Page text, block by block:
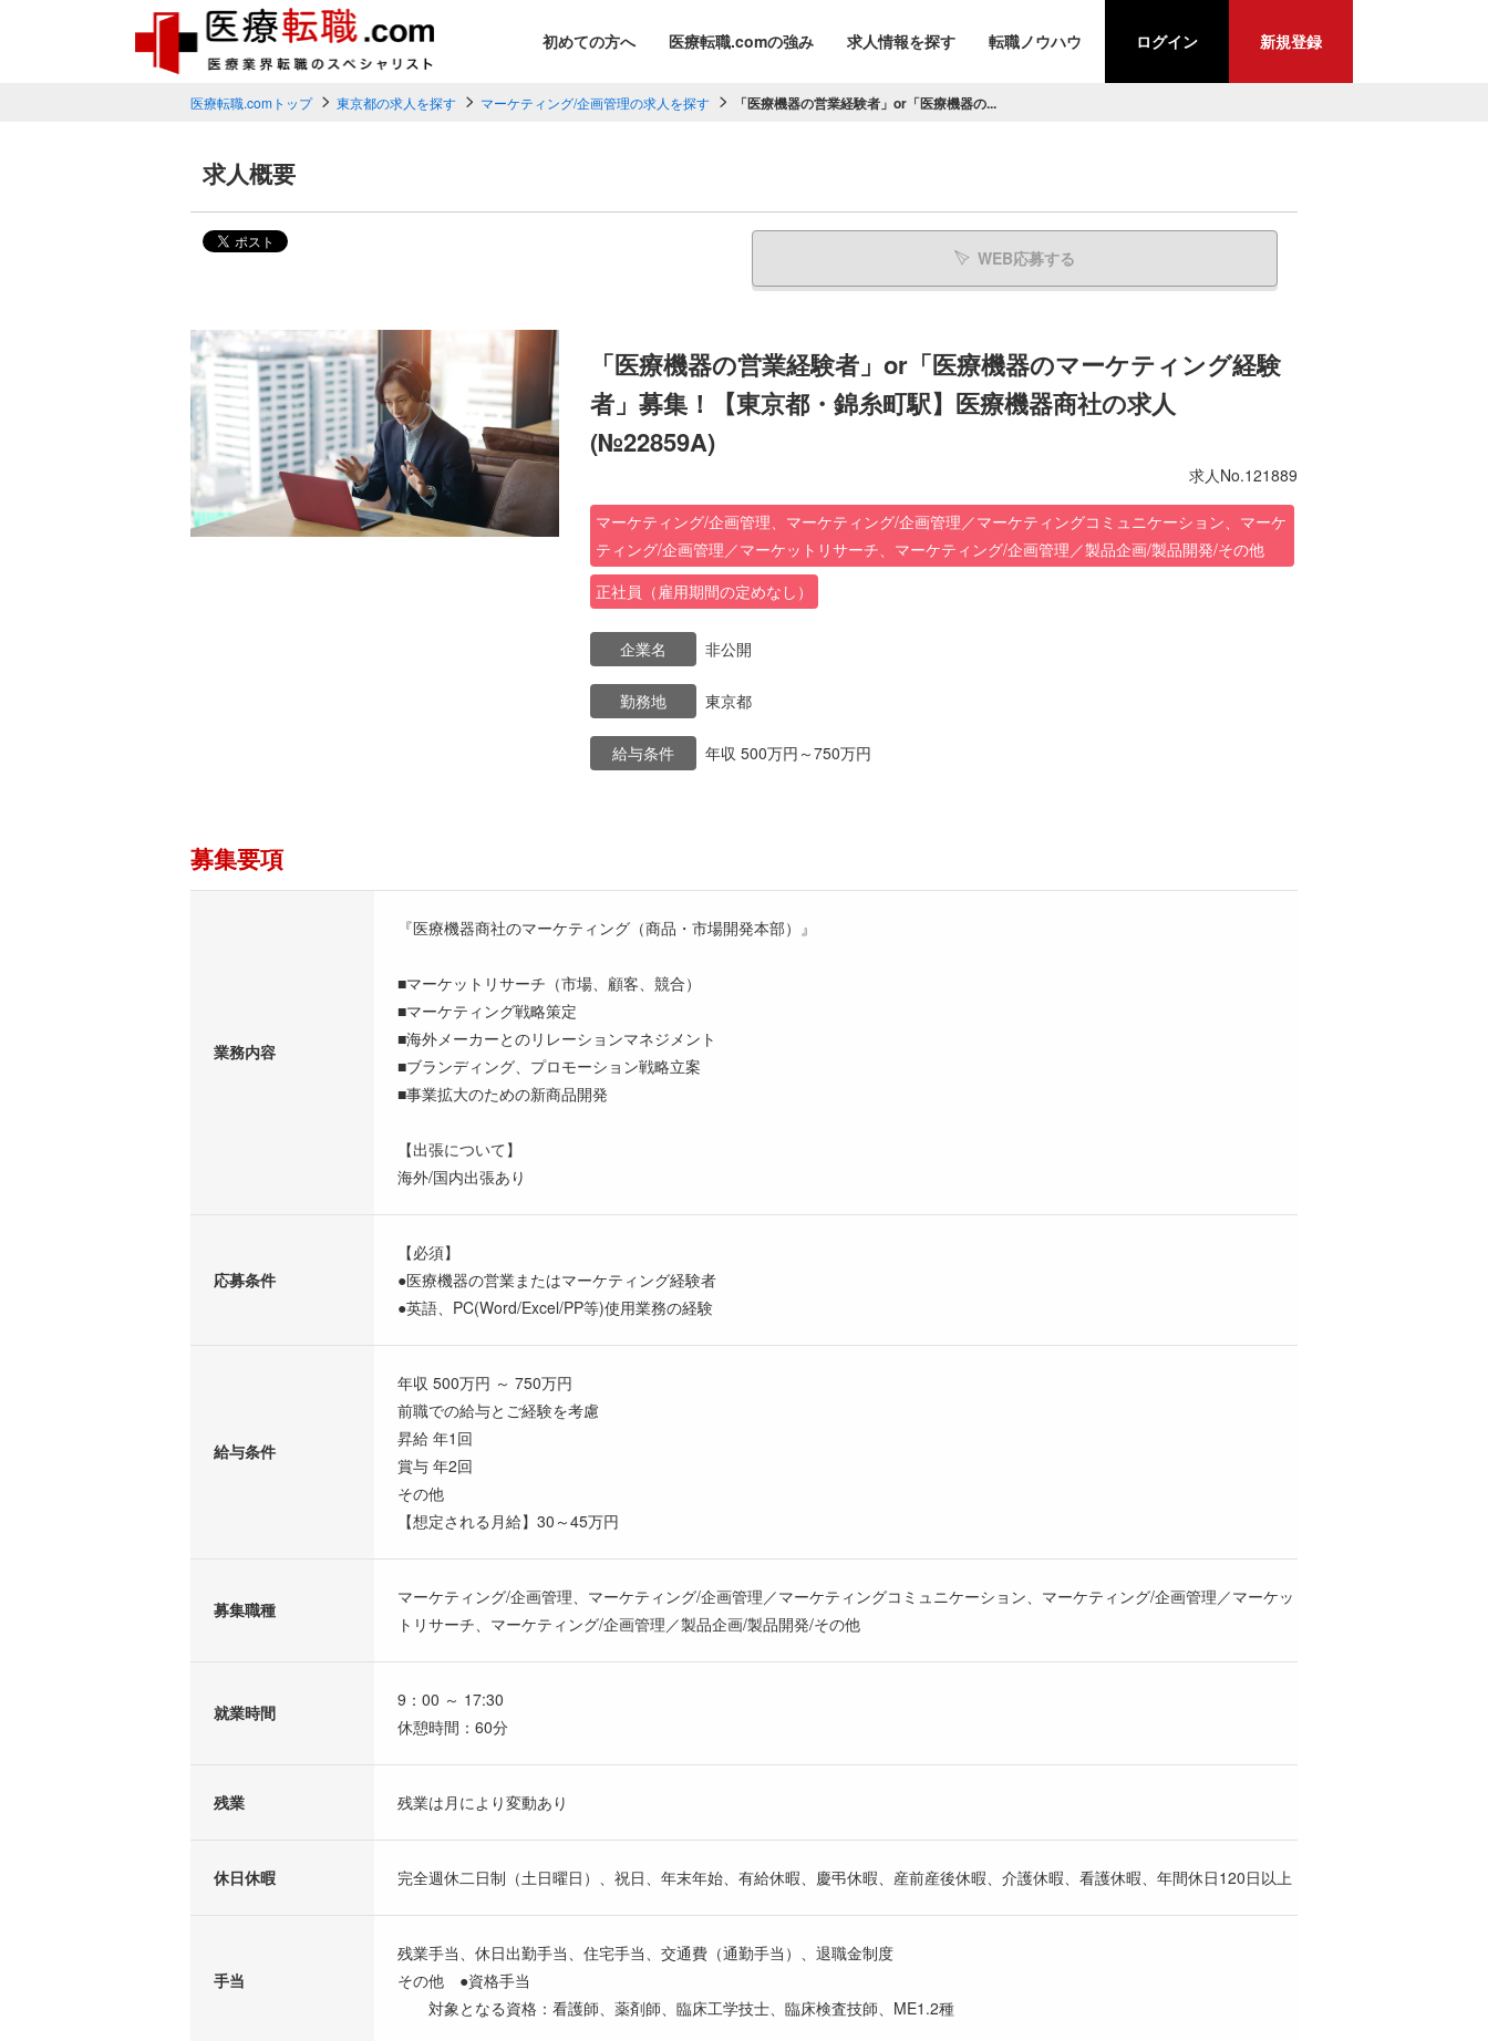
初めての方へ 医療転職.comの強み 求人情報を探す 転職ノウハウ ログイン 新規登録
医療転職.comトップ 東京都の求人を探す マーケティング/企画管理の求人を探す 「医療機器の営業経験者」or「医療機器の...
求人概要
WEB応募する
「医療機器の営業経験者」or「医療機器のマーケティング経験
者」募集！【東京都・錦糸町駅】医療機器商社の求人
(№22859A)
求人No.121889
マーケティング/企画管理、マーケティング/企画管理／マーケティングコミュニケーション、マーケ
ティング/企画管理／マーケットリサーチ、マーケティング/企画管理／製品企画/製品開発/その他
正社員（雇用期間の定めなし）
企業名 非公開
勤務地 東京都
給与条件 年収 500万円～750万円
募集要項
業務内容
『医療機器商社のマーケティング（商品・市場開発本部）』
■マーケットリサーチ（市場、顧客、競合）
■マーケティング戦略策定
■海外メーカーとのリレーションマネジメント
■ブランディング、プロモーション戦略立案
■事業拡大のための新商品開発
【出張について】
海外/国内出張あり
応募条件
【必須】
●医療機器の営業またはマーケティング経験者
●英語、PC(Word/Excel/PP等)使用業務の経験
給与条件
年収 500万円 ～ 750万円
前職での給与とご経験を考慮
昇給 年1回
賞与 年2回
その他
【想定される月給】30～45万円
募集職種
マーケティング/企画管理、マーケティング/企画管理／マーケティングコミュニケーション、マーケティング/企画管理／マーケッ
トリサーチ、マーケティング/企画管理／製品企画/製品開発/その他
就業時間
9：00 ～ 17:30
休憩時間：60分
残業 残業は月により変動あり
休日休暇 完全週休二日制（土日曜日）、祝日、年末年始、有給休暇、慶弔休暇、産前産後休暇、介護休暇、看護休暇、年間休日120日以上
手当
残業手当、休日出勤手当、住宅手当、交通費（通勤手当）、退職金制度
その他 ●資格手当
対象となる資格：看護師、薬剤師、臨床工学技士、臨床検査技師、ME1.2種